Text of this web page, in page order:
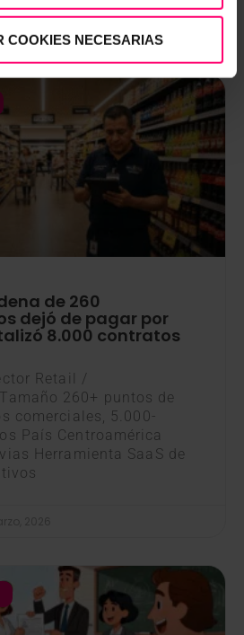
COOKIES NECESARIAS
de 260
dejó de pagar por
8.000 contratos
Retail /
260+ puntos de
comerciales, 5.000-
País Centroamérica
Herramienta SaaS de